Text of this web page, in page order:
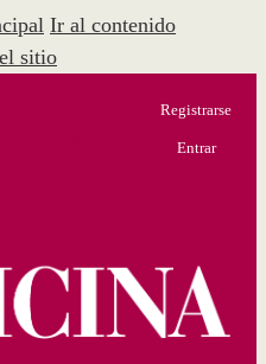
Ir al contenido
sitio
Registrarse
Entrar